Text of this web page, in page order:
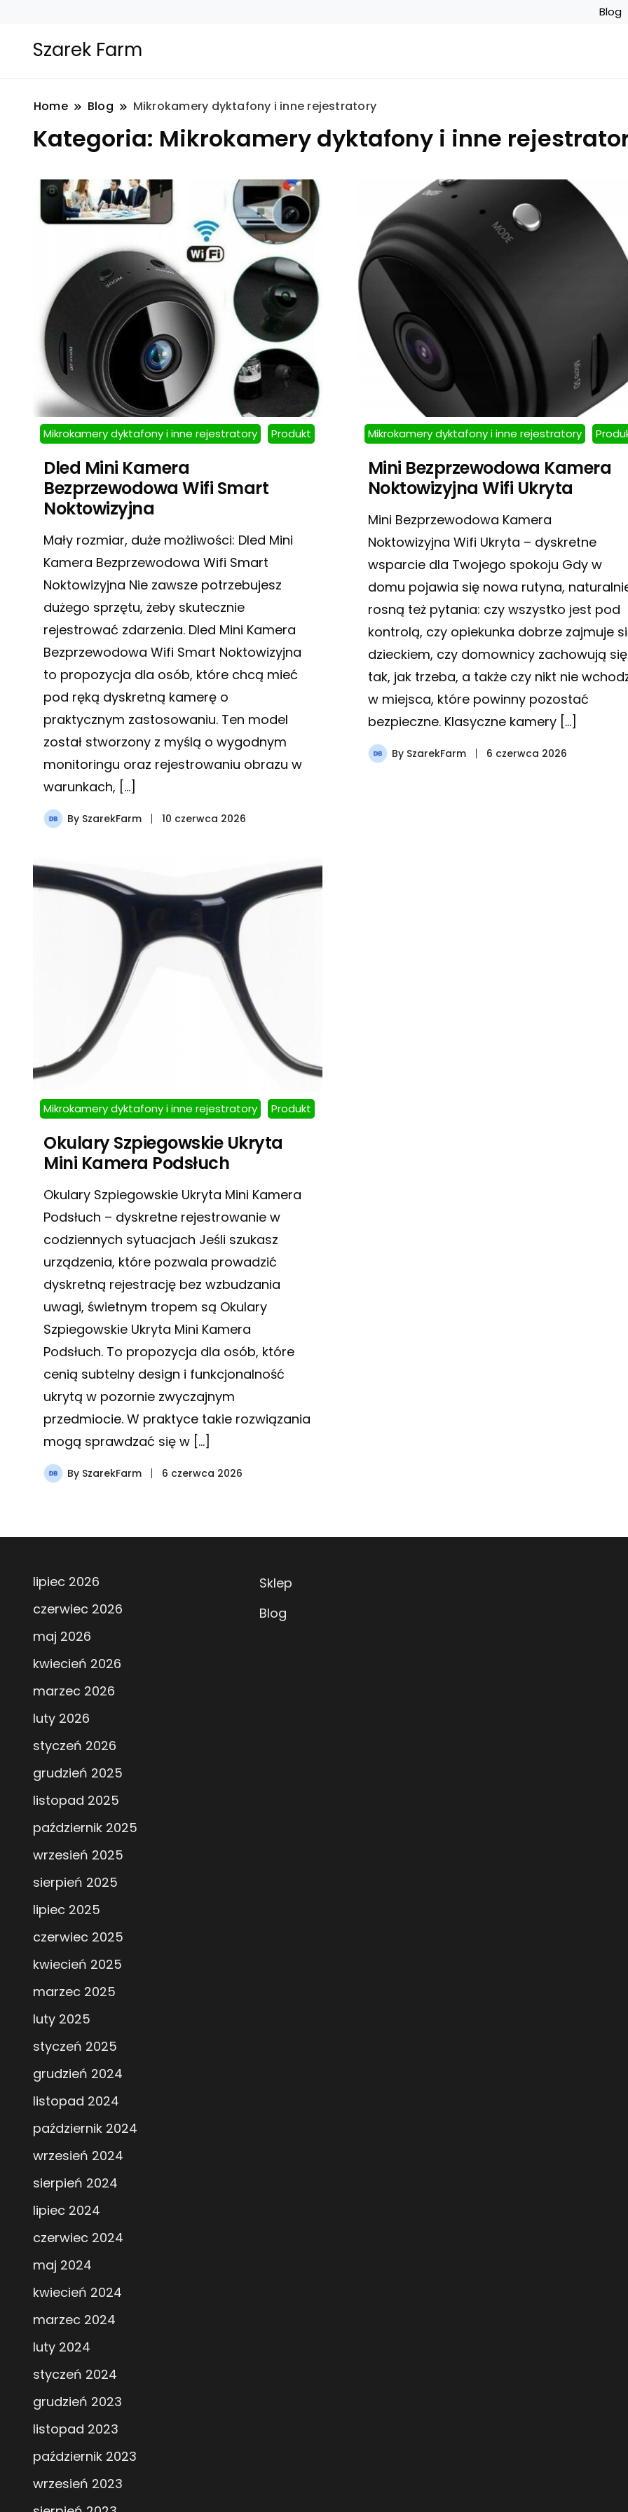
Blog
Szarek Farm
Home Blog Mikrokamery dyktafony i inne rejestratory
Kategoria: Mikrokamery dyktafony i inne
Mikrokamery dyktafony i inne rejestratory Produkt
Dled Mini Kamera
Bezprzewodowa Wifi Smart
Noktowizyjna
Mały rozmiar, duże możliwości: Dled Mini
Kamera Bezprzewodowa Wifi Smart
Noktowizyjna Nie zawsze potrzebujesz
dużego sprzętu, żeby skutecznie
rejestrować zdarzenia. Dled Mini Kamera
Bezprzewodowa Wifi Smart Noktowizyjna
to propozycja dla osób, które chcą mieć
pod ręką dyskretną kamerę o
praktycznym zastosowaniu. Ten model
został stworzony z myślą o wygodnym
monitoringu oraz rejestrowaniu obrazu w
warunkach, […]
By SzarekFarm 10 czerwca 2026
Mikrokamery dyktafony i inne rejestratory
Mini Bezprzewodowa Kamera
Noktowizyjna Wifi Ukryta
Mini Bezprzewodowa Kamera
Noktowizyjna Wifi Ukryta – dyskretne
wsparcie dla Twojego spokoju Gdy w
domu pojawia się nowa rutyna,
rosną też pytania: czy wszystko jest pod
kontrolą, czy opiekunka dobrze zajmuje
dzieckiem, czy domownicy zachowują się
tak, jak trzeba, a także czy nikt nie
w miejsca, które powinny pozostać
bezpieczne. Klasyczne kamery […]
By SzarekFarm 6 czerwca 2026
Mikrokamery dyktafony i inne rejestratory Produkt
Okulary Szpiegowskie Ukryta
Mini Kamera Podsłuch
Okulary Szpiegowskie Ukryta Mini Kamera
Podsłuch – dyskretne rejestrowanie w
codziennych sytuacjach Jeśli szukasz
urządzenia, które pozwala prowadzić
dyskretną rejestrację bez wzbudzania
uwagi, świetnym tropem są Okulary
Szpiegowskie Ukryta Mini Kamera
Podsłuch. To propozycja dla osób, które
cenią subtelny design i funkcjonalność
ukrytą w pozornie zwyczajnym
przedmiocie. W praktyce takie rozwiązania
mogą sprawdzać się w […]
By SzarekFarm 6 czerwca 2026
lipiec 2026
czerwiec 2026
maj 2026
kwiecień 2026
marzec 2026
luty 2026
styczeń 2026
grudzień 2025
listopad 2025
październik 2025
wrzesień 2025
sierpień 2025
lipiec 2025
czerwiec 2025
kwiecień 2025
marzec 2025
luty 2025
styczeń 2025
grudzień 2024
listopad 2024
październik 2024
wrzesień 2024
sierpień 2024
lipiec 2024
czerwiec 2024
maj 2024
kwiecień 2024
marzec 2024
luty 2024
styczeń 2024
grudzień 2023
listopad 2023
październik 2023
wrzesień 2023
Sklep
Blog